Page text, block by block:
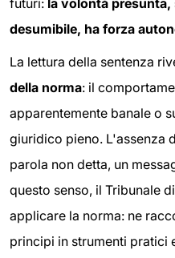
desumibile, ha forza
La lettura della sentenza
della norma: il
apparentemente banale o
giuridico pieno. L'assenza
parola non detta, un
questo senso, il Tribunale
applicare la norma: ne
principi in strumenti pratici